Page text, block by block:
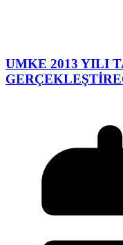
UMKE 2013 YILI